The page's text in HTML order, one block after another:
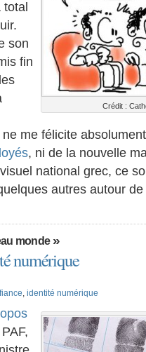
Crédit :
son
fin
me félicite
, ni de la nouvelle
national grec, ce
autres autour
monde»
numérique
, identité numérique